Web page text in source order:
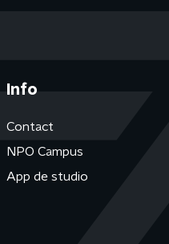
Info
Contact
NPO Campus
App de studio